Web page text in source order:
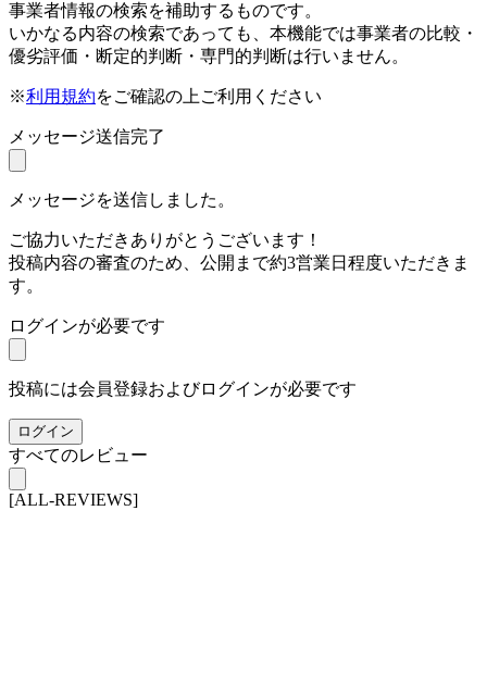
事業者情報の検索を補助するものです。
いかなる内容の検索であっても、本機能では事業者の比較・
優劣評価・断定的判断・専門的判断は行いません。
※利用規約をご確認の上ご利用ください
メッセージ送信完了
メッセージを送信しました。
ご協力いただきありがとうございます！
投稿内容の審査のため、公開まで約3営業日程度いただきま
す。
ログインが必要です
投稿には会員登録およびログインが必要です
ログイン
すべてのレビュー
[ALL-REVIEWS]